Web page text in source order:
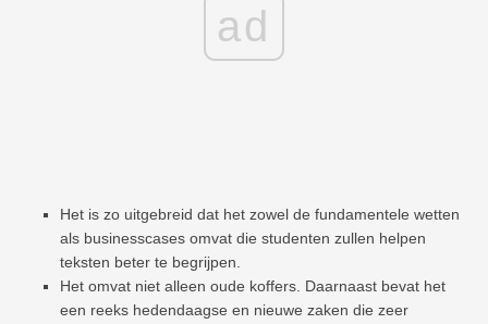
ad
Het is zo uitgebreid dat het zowel de fundamentele wetten
als businesscases omvat die studenten zullen helpen
teksten beter te begrijpen.
Het omvat niet alleen oude koffers. Daarnaast bevat het
een reeks hedendaagse en nieuwe zaken die zeer